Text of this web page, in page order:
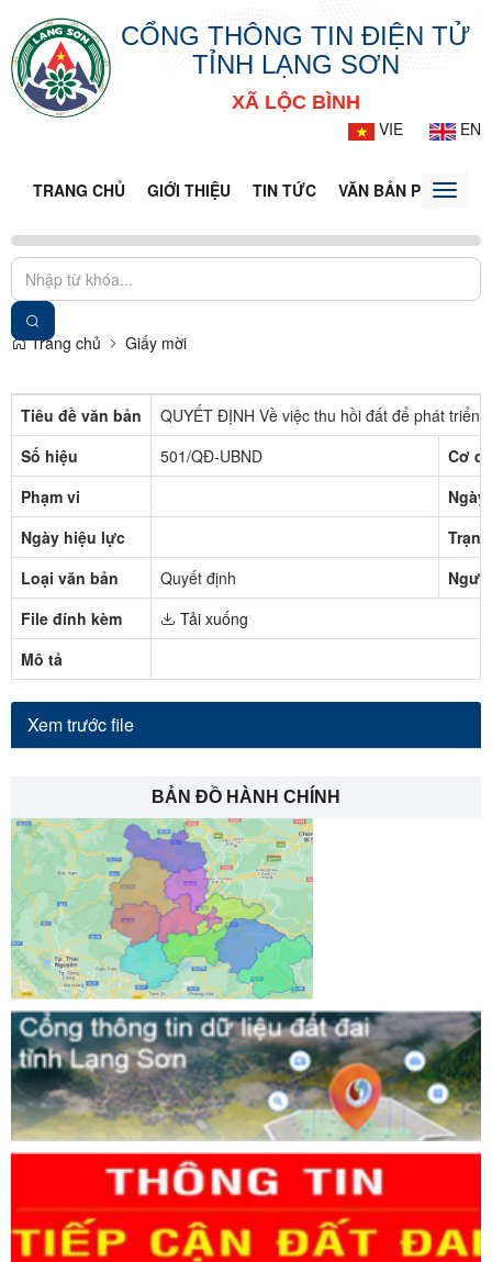
CỔNG THÔNG TIN ĐIỆN TỬ
TỈNH LẠNG SƠN
XÃ LỘC BÌNH
VIE
EN
TRANG CHỦ GIỚI THIỆU TIN TỨC VĂN BẢN PHÁPToggle
Trang chủ Giấy mời
Tiêu đề văn bản
QUYẾT ĐỊNH Về việc thu hồi đất để phát
Số hiệu
501/QĐ-UBND
Cơ
Phạm vi
Ngày hiệu lực
Loại văn bản
Quyết định
File đính kèm
Tải xuống
Mô tả
Xem trước file
BẢN ĐỒ HÀNH CHÍNH